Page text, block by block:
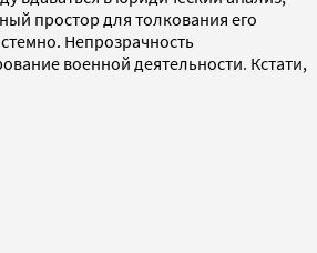
простор для толкования его
Непрозрачность
военной деятельности. Кстати,